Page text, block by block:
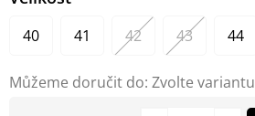
40 41 42 43 44
Můžeme doručit do: Zvolte variantu